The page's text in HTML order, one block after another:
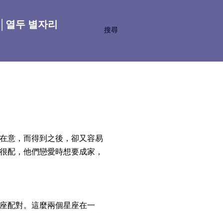
搜尋
열두 별자리
，而得到之後，卻又容易
配，他們戀愛時想要成家，
對。這麼兩個星座在一